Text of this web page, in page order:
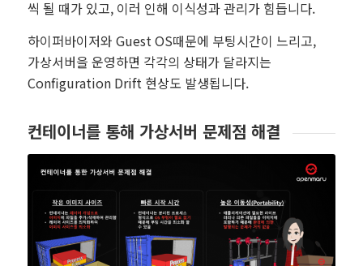
씩 될 때가 있고, 이러 인해 이식성과 관리가 힘듭니다.
하이퍼바이저와 Guest OS때문에 부팅시간이 느리고,
가상서버을 운영하면 각각의 상태가 달라지는
Configuration Drift 현상도 발생됩니다.
컨테이너를 통해 가상서버 문제점 해결